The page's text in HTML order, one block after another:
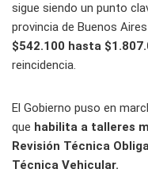
sigue siendo un punto
provincia de Buenos
$542.100 hasta
reincidencia.
El Gobierno puso en
que habilita a talleres
Revisión Técnica
Técnica Vehicular.